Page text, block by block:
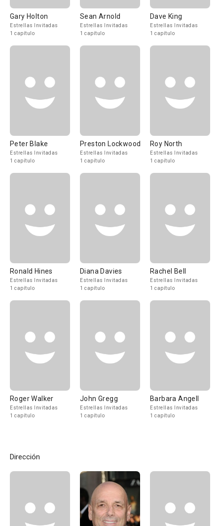
Gary Holton
Estrellas Invitadas
1 capítulo
Sean Arnold
Estrellas Invitadas
1 capítulo
Dave King
Estrellas Invitadas
1 capítulo
Peter Blake
Estrellas Invitadas
1 capítulo
Preston Lockwood
Estrellas Invitadas
1 capítulo
Roy North
Estrellas Invitadas
1 capítulo
Ronald Hines
Estrellas Invitadas
1 capítulo
Diana Davies
Estrellas Invitadas
1 capítulo
Rachel Bell
Estrellas Invitadas
1 capítulo
Roger Walker
Estrellas Invitadas
1 capítulo
John Gregg
Estrellas Invitadas
1 capítulo
Barbara Angell
Estrellas Invitadas
1 capítulo
Dirección